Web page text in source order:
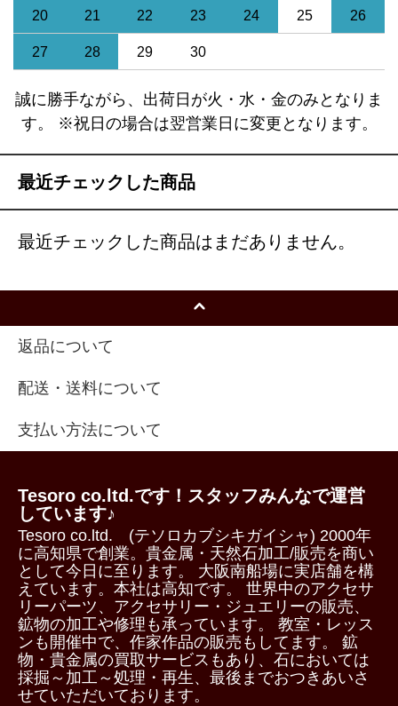
20 21 22 23 24 25 26
27 28 29 30
誠に勝手ながら、出荷日が火・水・金のみとなりま
す。 ※祝日の場合は翌営業日に変更となります。
最近チェックした商品
最近チェックした商品はまだありません。
返品について
配送・送料について
支払い方法について
Tesoro co.ltd.です！スタッフみんなで運営
しています♪
Tesoro co.ltd. (テソロカブシキガイシャ) 2000年
に高知県で創業。貴金属・天然石加工/販売を商い
として今日に至ります。 大阪南船場に実店舗を構
えています。本社は高知です。 世界中のアクセサ
リーパーツ、アクセサリー・ジュエリーの販売、
鉱物の加工や修理も承っています。 教室・レッス
ンも開催中で、作家作品の販売もしてます。 鉱
物・貴金属の買取サービスもあり、石においては
採掘～加工～処理・再生、最後までおつきあいさ
せていただいております。